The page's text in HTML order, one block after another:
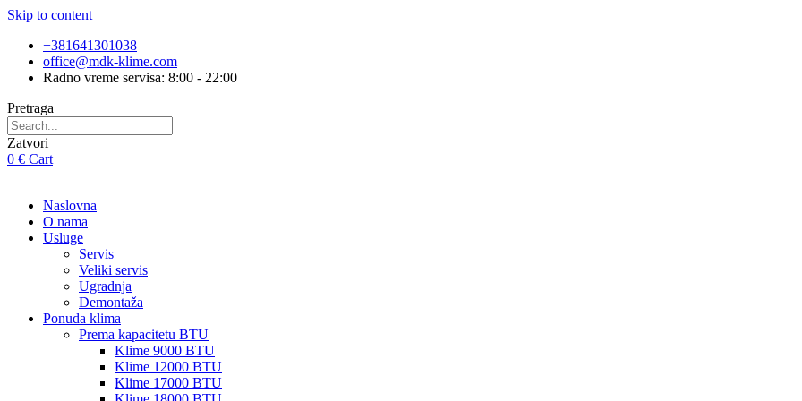
Skip to content
+381641301038
office@mdk-klime.com
Radno vreme servisa: 8:00 - 22:00
Pretraga
Zatvori
0 € Cart
Naslovna
O nama
Usluge
Servis
Veliki servis
Ugradnja
Demontaža
Ponuda klima
Prema kapacitetu BTU
Klime 9000 BTU
Klime 12000 BTU
Klime 17000 BTU